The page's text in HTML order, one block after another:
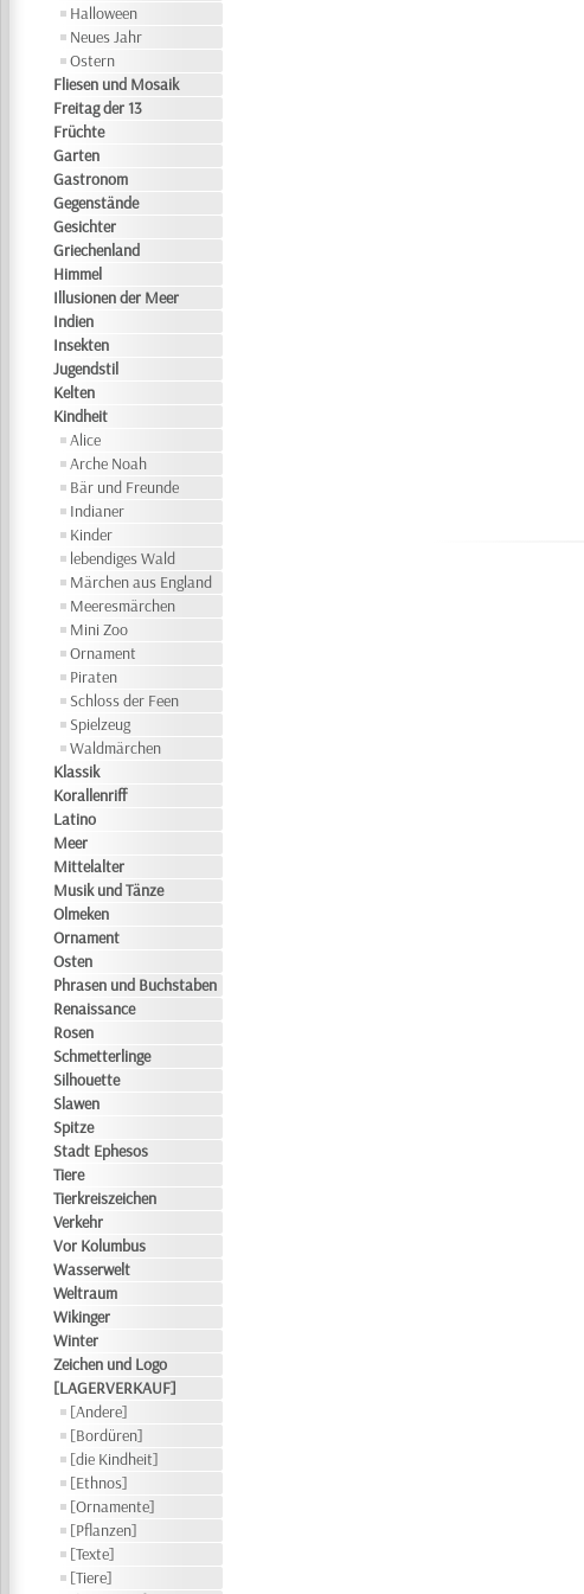
Halloween
Neues Jahr
Ostern
Fliesen und Mosaik
Freitag der 13
Früchte
Garten
Gastronom
Gegenstände
Gesichter
Griechenland
Himmel
Illusionen der Meer
Indien
Insekten
Jugendstil
Kelten
Kindheit
Alice
Arche Noah
Bär und Freunde
Indianer
Kinder
lebendiges Wald
Märchen aus England
Meeresmärchen
Mini Zoo
Ornament
Piraten
Schloss der Feen
Spielzeug
Waldmärchen
Klassik
Korallenriff
Latino
Meer
Mittelalter
Musik und Tänze
Olmeken
Ornament
Osten
Phrasen und Buchstaben
Renaissance
Rosen
Schmetterlinge
Silhouette
Slawen
Spitze
Stadt Ephesos
Tiere
Tierkreiszeichen
Verkehr
Vor Kolumbus
Wasserwelt
Weltraum
Wikinger
Winter
Zeichen und Logo
[LAGERVERKAUF]
[Andere]
[Bordüren]
[die Kindheit]
[Ethnos]
[Ornamente]
[Pflanzen]
[Texte]
[Tiere]